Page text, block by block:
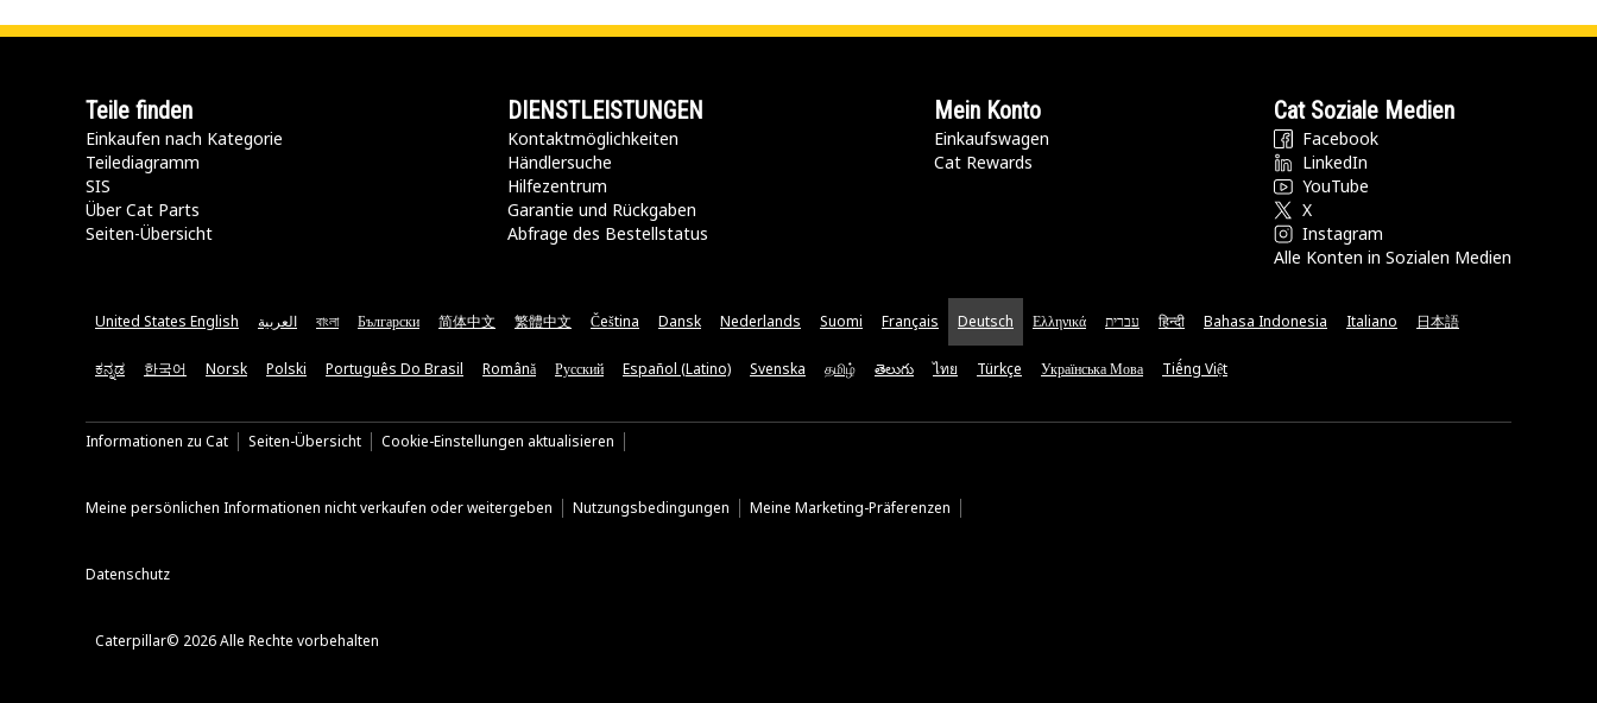
Teile finden
Einkaufen nach Kategorie
Teilediagramm
SIS
Über Cat Parts
Seiten-Übersicht
DIENSTLEISTUNGEN
Kontaktmöglichkeiten​
Händlersuche
Hilfezentrum
Garantie und Rückgaben
Abfrage des Bestellstatus
Mein Konto
Einkaufswagen
Cat Rewards
Cat Soziale Medien
Facebook
LinkedIn
YouTube
X
Instagram
Alle Konten in Sozialen Medien
United States English العربية বাংলা Български 简体中文 繁體中文 Čeština Dansk Nederlands Suomi Français Deutsch Ελληνικά עברית हिन्दी Bahasa Indonesia Italiano 日本語
ಕನ್ನಡ 한국어 Norsk Polski Português Do Brasil Română Русский Español (Latino) Svenska தமிழ் తెలుగు ไทย Türkçe Українська Мова Tiếng Việt
Informationen zu Cat Seiten-Übersicht Cookie-Einstellungen aktualisieren
Meine persönlichen Informationen nicht verkaufen oder weitergeben Nutzungsbedingungen Meine Marketing-Präferenzen
Datenschutz
Caterpillar© 2026 Alle Rechte vorbehalten